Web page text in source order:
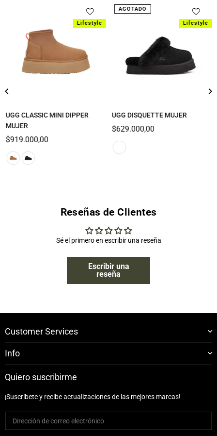
Lifestyle
UGG CLASSIC MINI DIPPER
MUJER
Precio
$919.000,00
AGOTADO
Lifestyle
UGG DISQUETTE MUJER
Precio
$629.000,00
Reseñas de Clientes
Sé el primero en escribir una reseña
Escribir una
reseña
Customer Services
Info
Quiero suscribirme
¡Suscríbete y recibe actualizaciones de las mejores marcas!